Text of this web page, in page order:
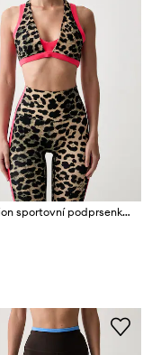
P.E Nation sportovní podprsenka Unity